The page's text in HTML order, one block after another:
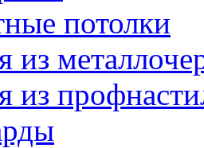
потолки
из
из